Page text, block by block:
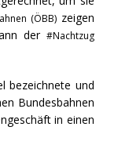
(ÖBB) zeigen
der #Nachtzug
bezeichnete und
Bundesbahnen
in einen